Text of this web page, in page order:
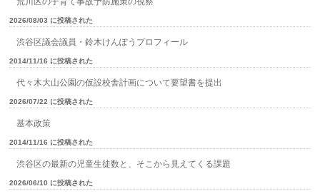
2026/08/03 に投稿された
渋谷区議会議員・鈴木けんぽうプロフィール
2014/11/16 に投稿された
代々木大山公園の仮設校舎計画について要望書を提出
2026/07/22 に投稿された
基本政策
2014/11/16 に投稿された
渋谷区の最新の児童生徒数と、そこから見えてくる課題
2026/06/10 に投稿された